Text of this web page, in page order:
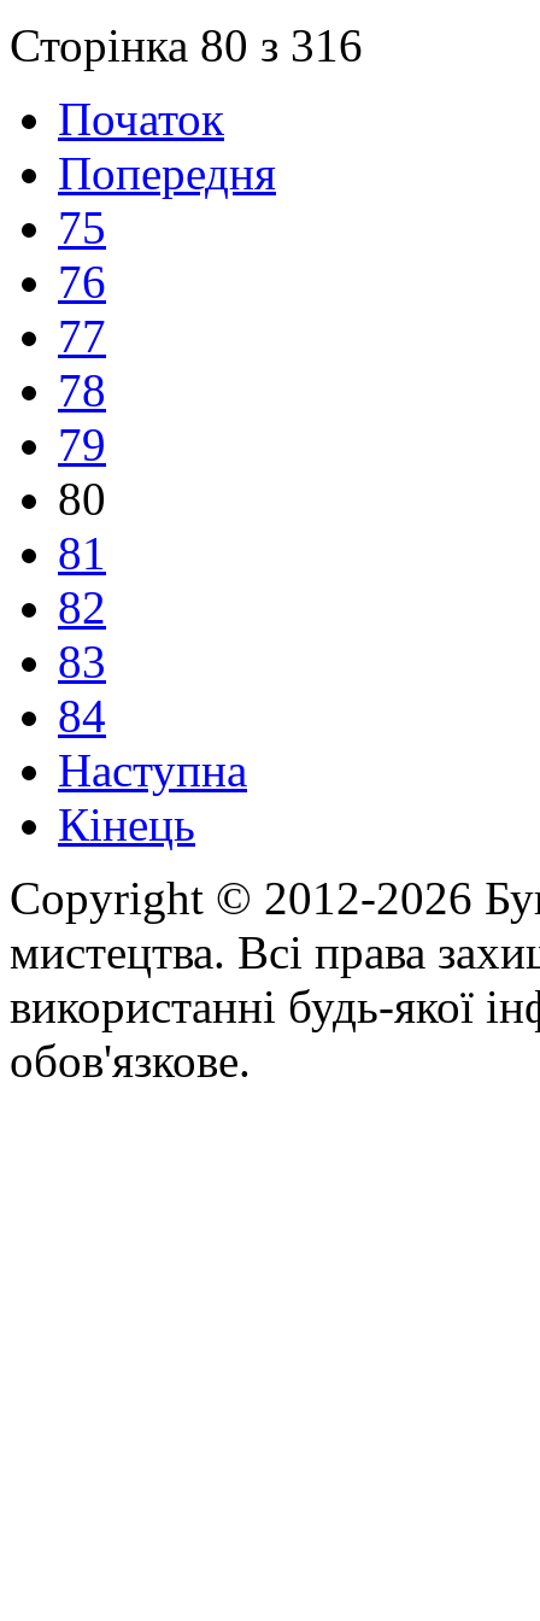
Сторінка 80 з 316
Початок
Попередня
75
76
77
78
79
80
81
82
83
84
Наступна
Кінець
Copyright © 2012-2026
мистецтва. Всі права
використанні будь-якої
обов'язкове.